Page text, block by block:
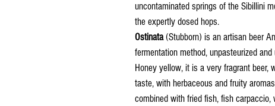
uncontaminated springs of the Sibillini
the expertly dosed hops.
Ostinata(Stubborn) is an artisan beer
fermentation method, unpasteurized
Honey yellow, it is a very fragrant beer,
taste, with herbaceous and fruity
combined with fried fish, fish